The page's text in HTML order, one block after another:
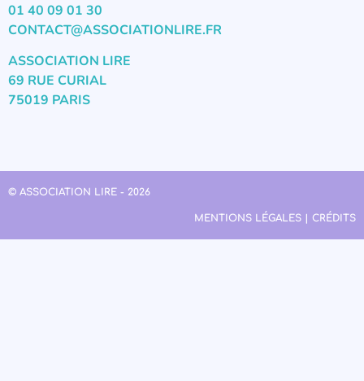
01 40 09 01 30
CONTACT@ASSOCIATIONLIRE.FR
ASSOCIATION LIRE
69 RUE CURIAL
75019 PARIS
© ASSOCIATION LIRE - 2026
MENTIONS LÉGALES | CRÉDITS